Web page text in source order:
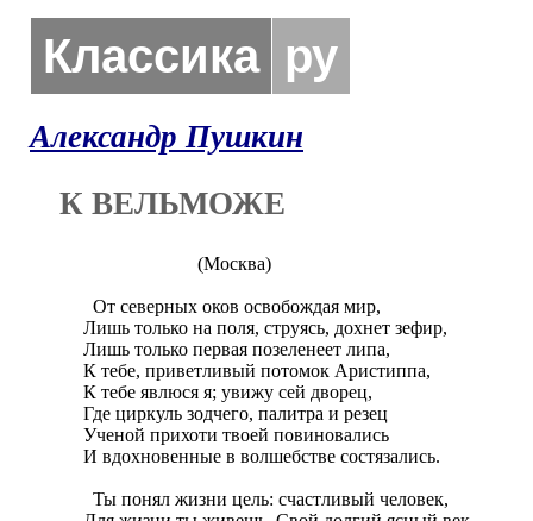
Классика ру
Александр Пушкин
К ВЕЛЬМОЖЕ
  От северных оков освобождая мир,
Лишь только на поля, струясь, дохнет зефир,
Лишь только первая позеленеет липа,
К тебе, приветливый потомок Аристиппа,
К тебе явлюся я; увижу сей дворец,
Где циркуль зодчего, палитра и резец
Ученой прихоти твоей повиновались
И вдохновенные в волшебстве состязались.
  Ты понял жизни цель: счастливый человек,